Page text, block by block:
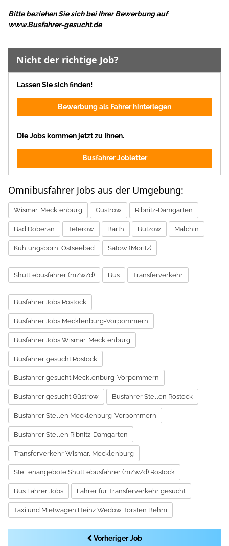
Bitte beziehen Sie sich bei Ihrer Bewerbung auf
www.Busfahrer-gesucht.de
Nicht der richtige Job?
Lassen Sie sich finden!
Bewerbung als Fahrer hinterlegen
Die Jobs kommen jetzt zu Ihnen.
Busfahrer Jobletter
Omnibusfahrer Jobs aus der Umgebung:
Wismar, Mecklenburg Güstrow Ribnitz-Damgarten
Bad Doberan Teterow Barth Bützow Malchin
Kühlungsborn, Ostseebad Satow (Möritz)
Shuttlebusfahrer (m/w/d) Bus Transferverkehr
Busfahrer Jobs Rostock
Busfahrer Jobs Mecklenburg-Vorpommern
Busfahrer Jobs Wismar, Mecklenburg
Busfahrer gesucht Rostock
Busfahrer gesucht Mecklenburg-Vorpommern
Busfahrer gesucht Güstrow Busfahrer Stellen Rostock
Busfahrer Stellen Mecklenburg-Vorpommern
Busfahrer Stellen Ribnitz-Damgarten
Transferverkehr Wismar, Mecklenburg
Stellenangebote Shuttlebusfahrer (m/w/d) Rostock
Bus Fahrer Jobs Fahrer für Transferverkehr gesucht
Taxi und Mietwagen Heinz Wedow Torsten Behm
Vorheriger Job